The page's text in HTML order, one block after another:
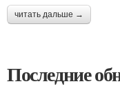
читать дальше →
Последние